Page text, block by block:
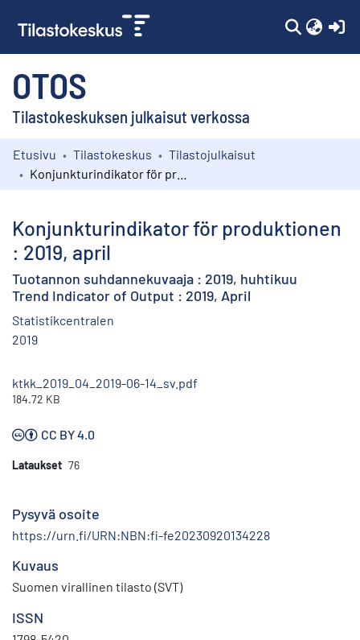
OTOS
Tilastokeskuksen julkaisut verkossa
Kokoelmat
Etusivu Tilastokeskus
Tilastojulkaisut
Konjunkturindikator för produktionen
: 2019, april
Tuotannon suhdannekuvaaja : 2019, huhtikuu
Trend Indicator of Output : 2019, April
Statistikcentralen
2019
ktkk_2019_04_2019-06-14_sv.pdf
184.72 KB
CC BY 4.0
Lataukset 76
Pysyvä osoite
https://urn.fi/URN:NBN:fi-fe20230920134228
Kuvaus
Suomen virallinen tilasto (SVT)
ISSN